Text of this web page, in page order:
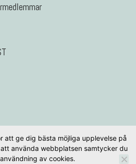
(ELNA)
att ge dig bästa möjliga upplevelse på
använda webbplatsen samtycker du
av cookies.